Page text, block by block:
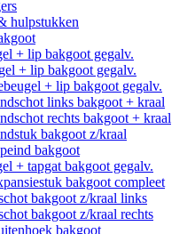
hulpstukken
+ lip bakgoot gegalv.
+ lip bakgoot gegalv.
+ lip bakgoot gegalv.
links bakgoot + kraal
rechts bakgoot + kraal
bakgoot z/kraal
bakgoot
+ tapgat bakgoot gegalv.
bakgoot compleet
bakgoot z/kraal links
bakgoot z/kraal rechts
bakgoot